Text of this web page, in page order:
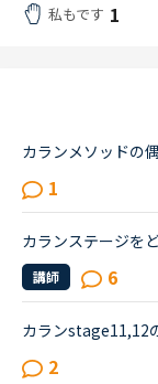
私もです 1
1
講師 6
2